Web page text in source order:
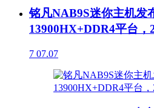
铭凡NAB9S迷你主机发
13900HX+DDR4平台，
7 07.07